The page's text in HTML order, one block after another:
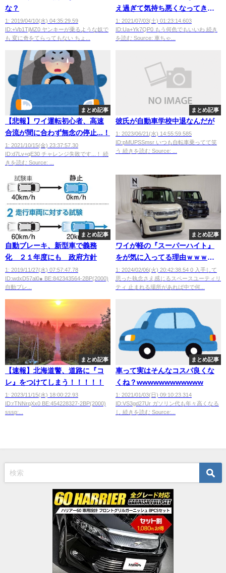
な？
1: 2019/04/10(水) 04:35:29.59
ID:+Vb1TjMZ0 ヤンキーが乗るような奴で
も 変に奇をてらってもない ちょ...
え過ぎて気持ち悪くなってきた
wwwwwwwwwwwww
1: 2021/07/03(土) 01:23:14.603
ID:Ua+Yk7QP0 もう何色でもいいわ 続き
を読む Source: 車ちゃ...
まとめ記事
【悲報】ワイ運転初心者、高速
合流が間に合わず無念の停止...！
1: 2021/10/15(金) 23:37:57.30
ID:d7Lv+qE30 チャレンジ失敗です...！ 続
きを読む Source: ...
まとめ記事
彼氏が自動車学校中退なんだが
1: 2023/06/21(水) 14:55:59.585
ID:pMUPSSmsr いつも自転車乗ってて笑
う 続きを読む Source: ...
まとめ記事
自動ブレーキ、新型車で義務
化 ２１年度にも 政府方針
1: 2019/11/27(水) 07:57:47.78
ID:wdxD57al0● BE:842343564-2BP(2000)
自動ブレ...
まとめ記事
ワイが軽の『スーパーハイト』
をが気に入ってる理由ｗｗｗｗ
ｗｗ
1: 2024/02/06(火) 20:42:38.54 0 入手して
思った執念さえ感じるスペースユーティリ
ティ 止まれる場所があれば中で何...
まとめ記事
【速報】北海道警、道路に『コ
レ』をつけてしまう！！！！！
1: 2023/11/15(水) 18:00:22.93
ID:rTNNrqXx0 BE:454228327-2BP(2000)
sssp:...
まとめ記事
車って実はそんなコスパ良くな
くね？wwwwwwwwwwww
1: 2021/01/03(日) 09:10:23.314
ID:VS3gd27Ur ガソリン代も年々高くなる
し 続きを読む Source:...